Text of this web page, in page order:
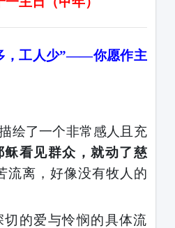
，工人少”——你愿作主
绘了一个非常感人且充
稣看见群众，就动了慈
流离，好像没有牧人的
的爱与怜悯的具体流